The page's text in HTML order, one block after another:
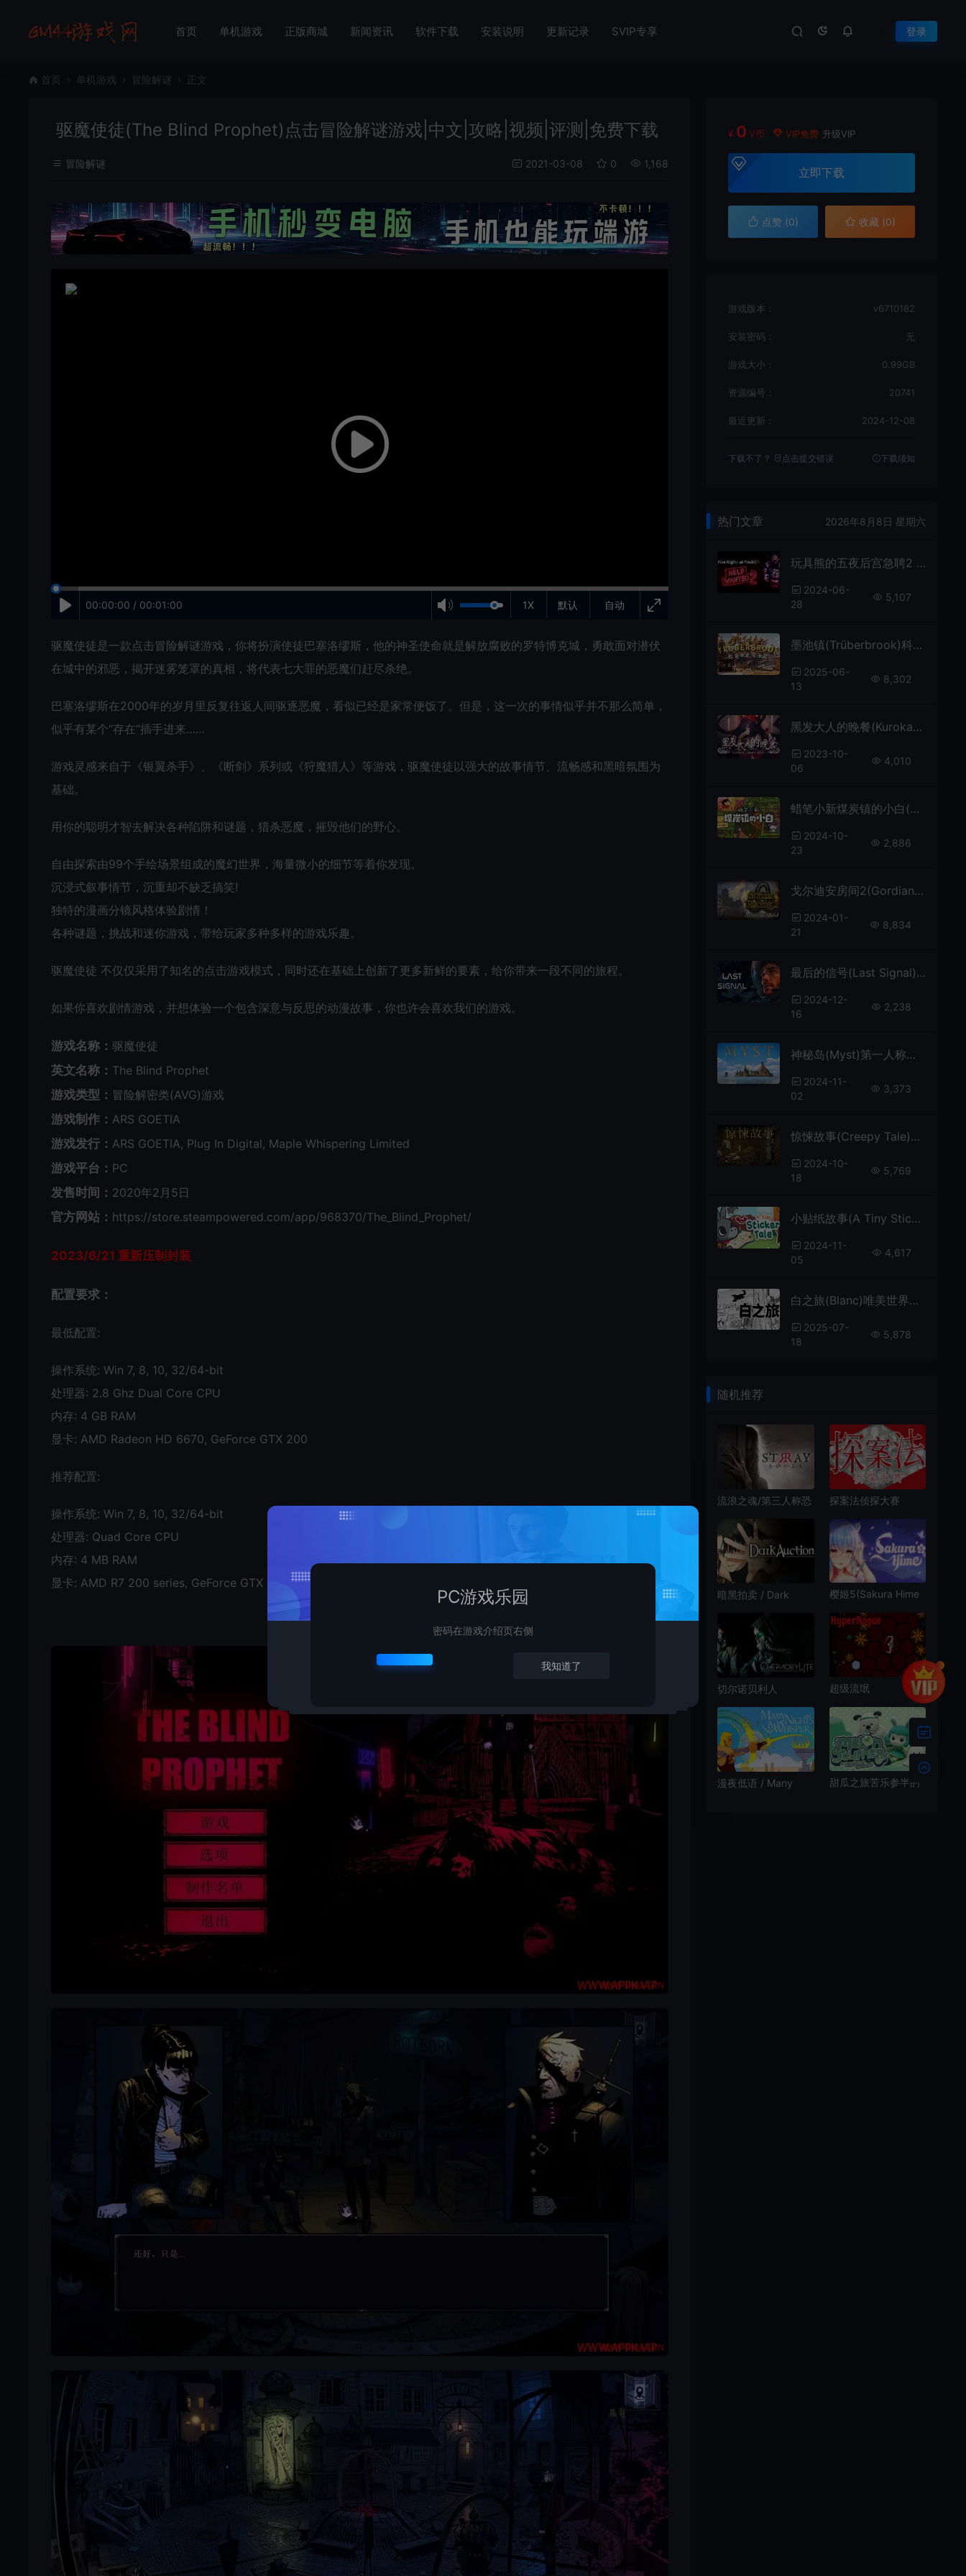
首页 单机游戏 正版商城 新闻资讯 软件下载 安装说明 更新记录 SVIP专享 登录
首页 单机游戏 冒险解谜 正文
驱魔使徒(The Blind Prophet)点击冒险解谜游戏|中文|攻略|视频|评测|免费下载
冒险解谜 2021-03-08 0 1,168
自动
1X 默认
00:00:00 / 00:01:00
驱魔使徒是一款点击冒险解谜游戏，你将扮演使徒巴塞洛缪斯，他的神圣使命就是解放腐败的罗特博克城，勇敢面对潜伏
在城中的邪恶，揭开迷雾笼罩的真相，将代表七大罪的恶魔们赶尽杀绝。
巴塞洛缪斯在2000年的岁月里反复往返人间驱逐恶魔，看似已经是家常便饭了。但是，这一次的事情似乎并不那么简单，
似乎有某个“存在”插手进来……
游戏灵感来自于《银翼杀手》、《断剑》系列或《狩魔猎人》等游戏，驱魔使徒以强大的故事情节、流畅感和黑暗氛围为
基础。
用你的聪明才智去解决各种陷阱和谜题，猎杀恶魔，摧毁他们的野心。
自由探索由99个手绘场景组成的魔幻世界，海量微小的细节等着你发现。
沉浸式叙事情节，沉重却不缺乏搞笑!
独特的漫画分镜风格体验剧情！
各种谜题，挑战和迷你游戏，带给玩家多种多样的游戏乐趣。
驱魔使徒 不仅仅采用了知名的点击游戏模式，同时还在基础上创新了更多新鲜的要素，给你带来一段不同的旅程。
如果你喜欢剧情游戏，并想体验一个包含深意与反思的动漫故事，你也许会喜欢我们的游戏。
游戏名称： 驱魔使徒
英文名称： The Blind Prophet
游戏类型： 冒险解密类(AVG)游戏
游戏制作： ARS GOETIA
游戏发行： ARS GOETIA, Plug In Digital, Maple Whispering Limited
游戏平台： PC
发售时间： 2020年2月5日
官方网站： https://store.steampowered.com/app/968370/The_Blind_Prophet/
2023/6/21 重新压制封装
配置要求：
最低配置:
操作系统: Win 7, 8, 10, 32/64-bit
处理器: 2.8 Ghz Dual Core CPU
内存: 4 GB RAM
显卡: AMD Radeon HD 6670, GeForce GTX 200
推荐配置:
操作系统: Win 7, 8, 10, 32/64-bit
处理器: Quad Core CPU
内存: 4 MB RAM
显卡: AMD R7 200 series, GeForce GTX 500
¥ 0 V币 VIP免费 升级VIP
立即下载
点赞 (0) 收藏 (0)
游戏版本： v6710182
安装密码： 无
游戏大小： 0.99GB
资源编号： 20741
最近更新： 2024-12-08
下载不了？ 点击提交错误 下载须知
热门文章 2026年8月8日 星期六
玩具熊的五夜后宫急聘2 / Five Nights at Freddys Help Wanted 2 恐怖解谜游戏
2024-06-
28
5,107
墨池镇(Trüberbrook)科幻点击冒险游戏|下载
2025-06-
13
8,302
黑发大人的晚餐(Kurokami-sama’s Feast)简中|PC|灵异策略养成ADV游戏
2023-10-
06
4,010
蜡笔小新煤炭镇的小白(Shin chan Shiro and the Coal Town)卡通动漫冒险游戏|下载
2024-10-
23
2,886
戈尔迪安房间2(Gordian Rooms 2)高难度解谜游戏|下载
2024-01-
21
8,834
最后的信号(Last Signal)故事驱动推理游戏|中文|攻略|视频|免费下载
2024-12-
16
2,238
神秘岛(Myst)第一人称解谜游戏|单机|中文|冒险|免费下载
2024-11-
02
3,373
惊悚故事(Creepy Tale)简中|PC|AVG|2D恐怖解谜游戏
2024-10-
18
5,769
小贴纸故事(A Tiny Sticker Tale)舒适微型冒险游戏|单机|中文|益智|免费下载
2024-11-
05
4,617
白之旅(Blanc)唯美世界冒险解谜游戏|下载
2025-07-
18
5,878
随机推荐
流浪之魂/第三人称恐
Souls 下载
探案法侦探大赛
Detective
Competition)推理解
谜侦探游戏|下载
暗黑拍卖 / Dark
樱姬5(Sakura Hime
戏|下载
切尔诺贝利人
中|PC|AVG|修改器|
科幻生存恐怖角色扮
演游戏
超级流氓
(HyperRogue)非欧几
里得战术解谜游戏|下
漫夜低语 / Many
甜瓜之旅苦乐参半的
PC游戏乐园
密码在游戏介绍页右侧
我知道了